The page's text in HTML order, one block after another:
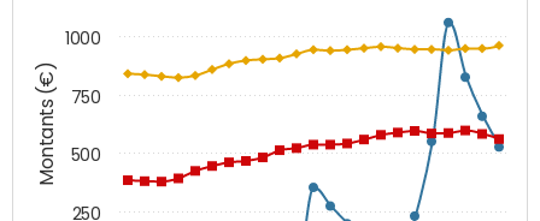
Montants (€)
250
500
750
1000